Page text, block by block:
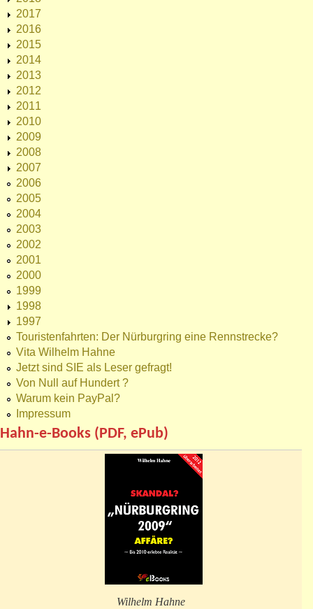
2017
2016
2015
2014
2013
2012
2011
2010
2009
2008
2007
2006
2005
2004
2003
2002
2001
2000
1999
1998
1997
Touristenfahrten: Der Nürburgring eine Rennstrecke?
Vita Wilhelm Hahne
Jetzt sind SIE als Leser gefragt!
Von Null auf Hundert ?
Warum kein PayPal?
Impressum
Hahn-e-Books (PDF, ePub)
Wilhelm Hahne